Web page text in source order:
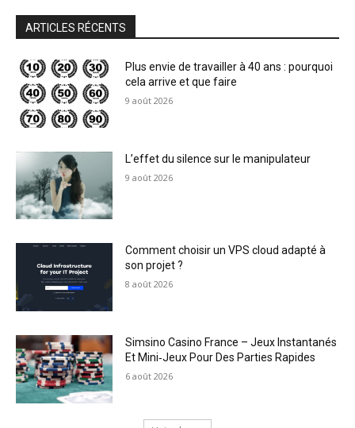
ARTICLES RÉCENTS
Plus envie de travailler à 40 ans : pourquoi
cela arrive et que faire
9 août 2026
L’effet du silence sur le manipulateur
9 août 2026
Comment choisir un VPS cloud adapté à
son projet ?
8 août 2026
Simsino Casino France – Jeux Instantanés
Et Mini‑Jeux Pour Des Parties Rapides
6 août 2026